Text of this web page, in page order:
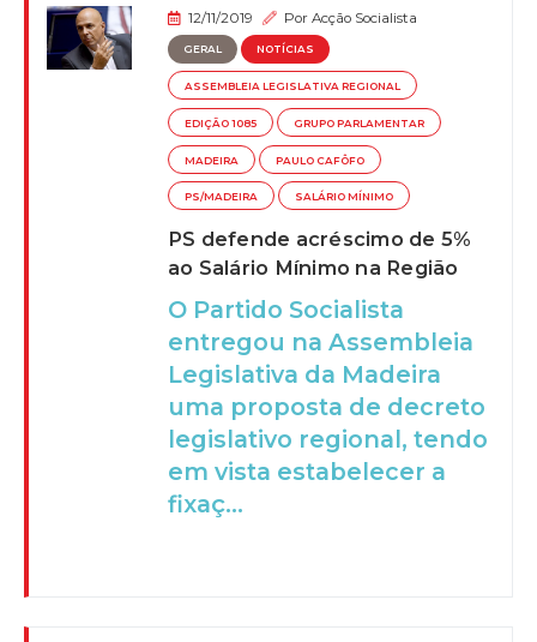
12/11/2019 PorAcção Socialista
GERAL NOTÍCIAS
ASSEMBLEIA LEGISLATIVA REGIONAL
EDIÇÃO 1085 GRUPO PARLAMENTAR
MADEIRA PAULO CAFÔFO
PS/MADEIRA SALÁRIO MÍNIMO
PS defende acréscimo de 5%
ao Salário Mínimo na Região
O Partido Socialista
entregou na Assembleia
Legislativa da Madeira
uma proposta de decreto
legislativo regional, tendo
em vista estabelecer a
fixaç...